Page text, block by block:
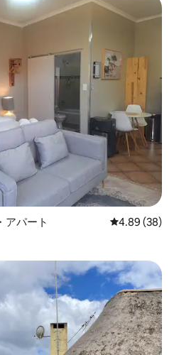
アパート レビュー38
4.89 (38)
。